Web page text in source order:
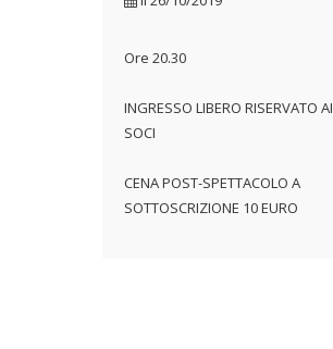
Ore 20.30
INGRESSO LIBERO RISERVATO AI
SOCI
CENA POST-SPETTACOLO A
SOTTOSCRIZIONE 10 EURO